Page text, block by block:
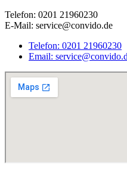
Telefon: 0201 21960230
E-Mail: service@convido.de
Telefon: 0201 21960230
Email: